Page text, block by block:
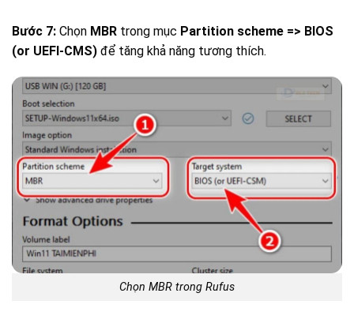
Bước 7: Chọn MBR trong mục Partition scheme => BIOS
(or UEFI-CMS) để tăng khả năng tương thích.
Chọn MBR trong Rufus